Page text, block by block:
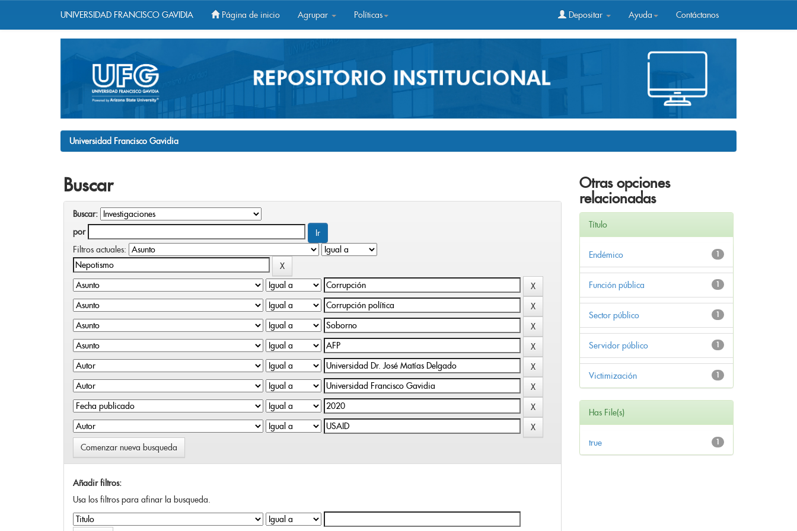
UNIVERSIDAD FRANCISCO GAVIDIA Página de inicio Agrupar Políticas Depositar Ayuda Contáctanos
Universidad Francisco Gavidia
Buscar
Buscar:
por
Filtros actuales:
Comenzar nueva busqueda
Añadir filtros:
Usa los filtros para afinar la busqueda.
Otras opciones
relacionadas
Título
1
Endémico
1
Función pública
1
Sector público
1
Servidor público
1
Victimización
Has File(s)
1
true